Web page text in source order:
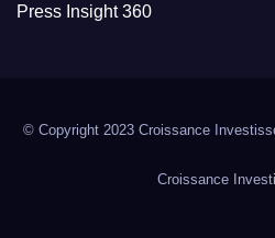
Press Insight 360
© Copyright 2023 Croissance
Croissance